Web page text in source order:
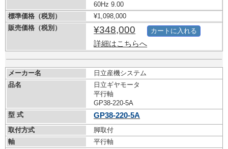
60Hz 9.00
標準価格（税別）
¥1,098,000
販売価格（税別）
¥348,000
詳細はこちらへ
カートに入れる
メーカー名
日立産機システム
品名
日立ギヤモータ
平行軸
GP38-220-5A
型 式
GP38-220-5A
取付方式
脚取付
軸
平行軸